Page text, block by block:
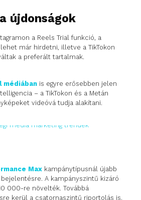
újdonságok
a Reels Trial funkció, a
már hirdetni, illetve a TikTokon
a preferált tartalmak.
médiában is egyre erősebben jelen
– a TikTokon és a Metán
videóvá tudja alakítani.
Max kampánytípusnál újabb
A kampányszintű kizáró
000-re növelték. Továbbá
kerül a csatornaszintű riportolás is.